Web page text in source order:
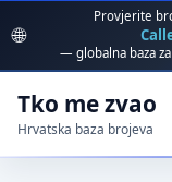
🌐
Provjerite
— globalna baza
Tko me zvao
Hrvatska baza brojeva